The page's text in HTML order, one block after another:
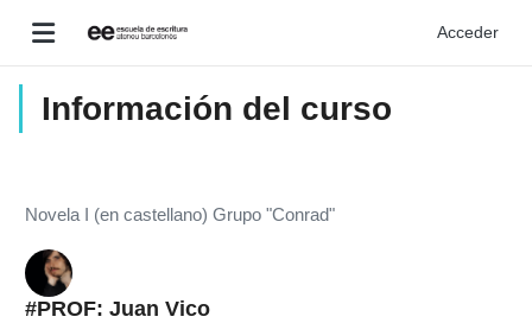
Acceder
Información del curso
Novela I (en castellano) Grupo "Conrad"
#PROF: Juan Vico